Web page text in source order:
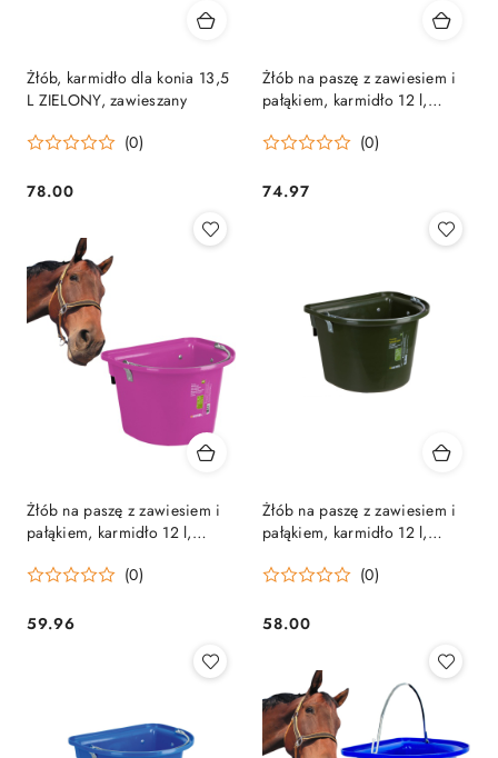
Żłób, karmidło dla konia 13,5
L ZIELONY, zawieszany
(0)
Cena:
78.00
Żłób na paszę z zawiesiem i
pałąkiem, karmidło 12 l,
(0)
Cena:
74.97
Żłób na paszę z zawiesiem i
pałąkiem, karmidło 12 l,
(0)
Cena:
59.96
Żłób na paszę z zawiesiem i
pałąkiem, karmidło 12 l,
(0)
Cena:
58.00